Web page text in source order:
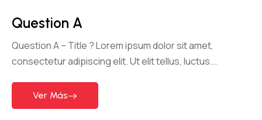
Question A
Question A – Title ? Lorem ipsum dolor sit amet,
consectetur adipiscing elit. Ut elit tellus, luctus...
Ver Más